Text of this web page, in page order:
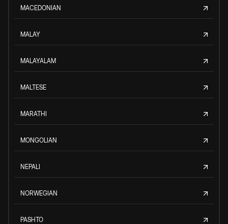
MACEDONIAN
MALAY
MALAYALAM
MALTESE
MARATHI
MONGOLIAN
NEPALI
NORWEGIAN
PASHTO